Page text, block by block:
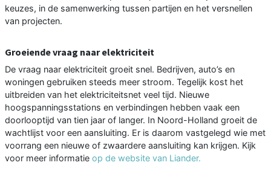
keuzes, in de samenwerking tussen partijen en het versnellen
van projecten.
Groeiende vraag naar elektriciteit
De vraag naar elektriciteit groeit snel. Bedrijven, auto’s en
woningen gebruiken steeds meer stroom. Tegelijk kost het
uitbreiden van het elektriciteitsnet veel tijd. Nieuwe
hoogspanningsstations en verbindingen hebben vaak een
doorlooptijd van tien jaar of langer. In Noord-Holland groeit de
wachtlijst voor een aansluiting. Er is daarom vastgelegd wie met
voorrang een nieuwe of zwaardere aansluiting kan krijgen. Kijk
voor meer informatie op de website van Liander.